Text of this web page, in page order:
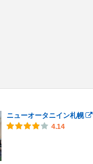
ニューオータニイン札幌
4.14